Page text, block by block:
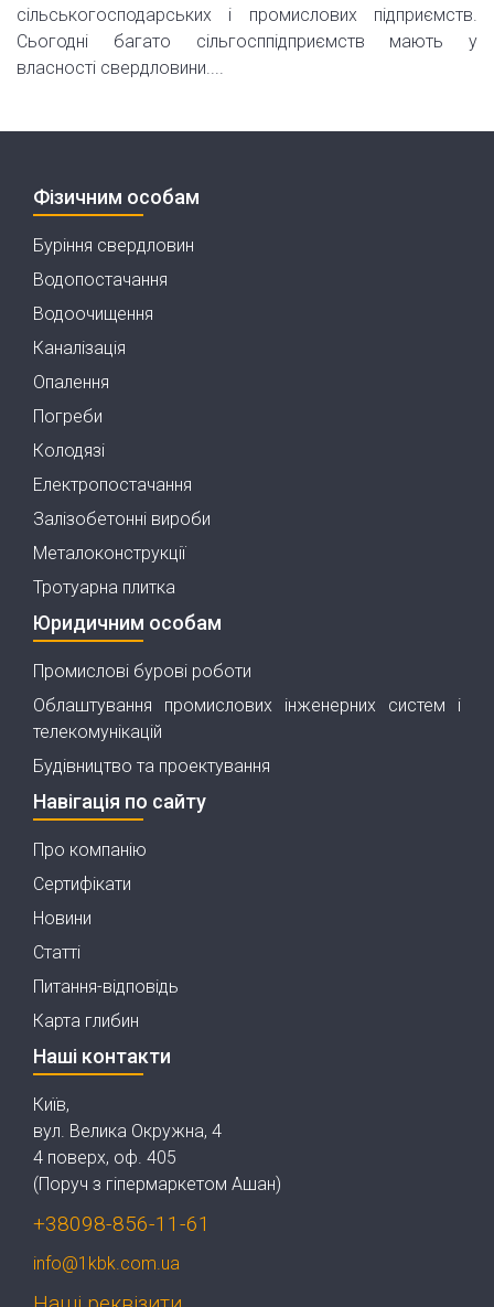
сільськогосподарських і промислових підприємств.
Сьогодні багато сільгосппідприємств мають у
власності свердловини....
Фізичним особам
Буріння свердловин
Водопостачання
Водоочищення
Каналізація
Опалення
Погреби
Колодязі
Електропостачання
Залізобетонні вироби
Металоконструкції
Тротуарна плитка
Юридичним особам
Промислові бурові роботи
Облаштування промислових інженерних систем і
телекомунікацій
Будівництво та проектування
Навігація по сайту
Про компанію
Сертифікати
Новини
Статті
Питання-відповідь
Карта глибин
Наші контакти
Київ,
вул. Велика Окружна, 4
4 поверх, оф. 405
(Поруч з гіпермаркетом Ашан)
+38098-856-11-61
info@1kbk.com.ua